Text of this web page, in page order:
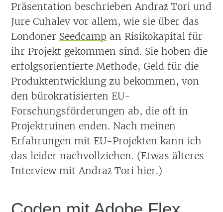
Präsentation beschrieben Andraž Tori und
Jure Cuhalev vor allem, wie sie über das
Londoner Seedcamp an Risikokapital für
ihr Projekt gekommen sind. Sie hoben die
erfolgsorientierte Methode, Geld für die
Produktentwicklung zu bekommen, von
den bürokratisierten EU-
Forschungsförderungen ab, die oft in
Projektruinen enden. Nach meinen
Erfahrungen mit EU-Projekten kann ich
das leider nachvollziehen. (Etwas älteres
Interview mit Andraž Torihier.)